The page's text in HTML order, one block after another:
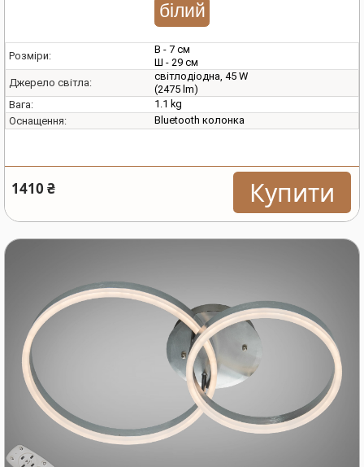
білий
Розміри:
В - 7 см
Ш - 29 см
Джерело світла:
світлодіодна, 45 W
(2475 lm)
Вага:
1.1 kg
Оснащення:
Bluetooth колонка
1410 ₴ Купити